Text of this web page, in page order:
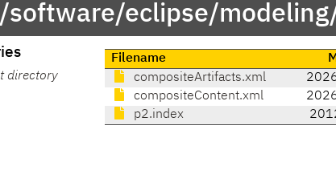
software/eclipse/
directory
Filename
compositeArtifacts.xml
compositeContent.xml
p2.index